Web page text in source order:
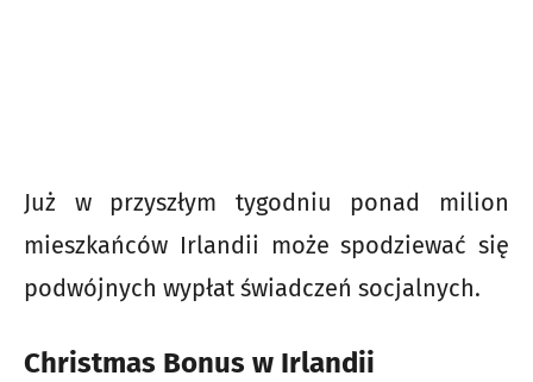
Już w przyszłym tygodniu ponad milion
mieszkańców Irlandii może spodziewać się
podwójnych wypłat świadczeń socjalnych.
Christmas Bonus w Irlandii